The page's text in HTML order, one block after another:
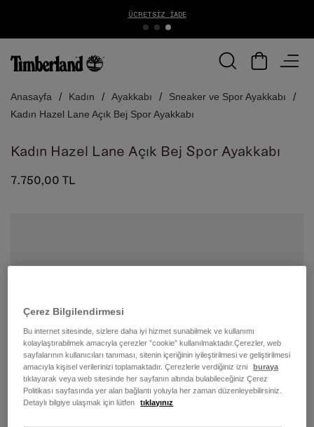
ÜCRETSIZ İADE
Anasayfa Kadın Ayakkabı
Sneaker ve Spor Ayakkabı
Kadın Hazel Lane Açık Bej Spor Ayakkabı
Kadın Hazel Lane Açık Bej Spor Ayakkabı
7.750,00 TL
Çerez Bilgilendirmesi
Bu internet sitesinde, sizlere daha iyi hizmet sunabilmek ve kullanımı
kolaylaştırabilmek amacıyla çerezler ”cookie” kullanılmaktadır.Çerezler, web
sayfalarının kullanıcıları tanıması, sitenin içeriğinin iyileştirilmesi ve geliştirilmesi
amacıyla kişisel verilerinizi toplamaktadır. Çerezlerle verdiğiniz izni
buraya
tıklayarak veya web sitesinde her sayfanın altında bulabileceğiniz Çerez
Politikası sayfasında yer alan bağlantı yoluyla her zaman düzenleyebilirsiniz.
Detaylı bilgiye ulaşmak için lütfen
tıklayınız